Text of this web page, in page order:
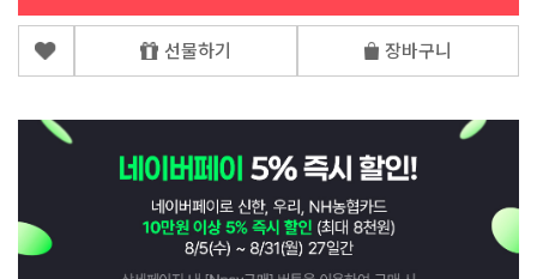
선물하기 장바구니